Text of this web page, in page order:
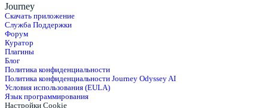
Journey
Скачать приложение
Служба Поддержки
Форум
Куратор
Плагины
Блог
Политика конфиденциальности
Политика конфиденциальности Journey Odyssey AI
Условия использования (EULA)
Язык программирования
Настройки Cookie